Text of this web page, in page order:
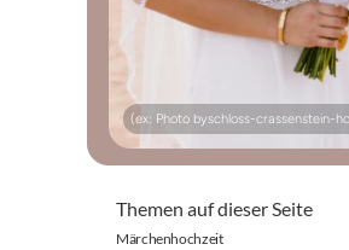
(ex: Photo byschloss-crassenstein-
Themen auf dieser Seite
Märchenhochzeit